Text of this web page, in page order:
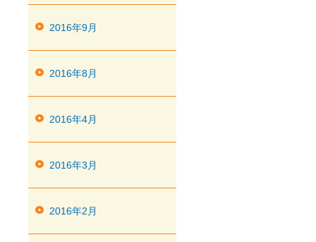
2016年9月
2016年8月
2016年4月
2016年3月
2016年2月